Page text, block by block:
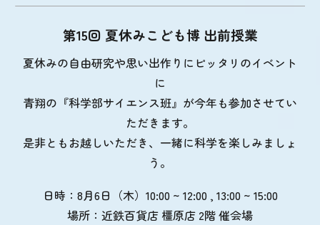
第15回 夏休みこども博 出前授業
夏休みの自由研究や思い出作りにピッタリのイベント
に
青翔の『科学部サイエンス班』が今年も参加させてい
ただきます。
是非ともお越しいただき、一緒に科学を楽しみましょ
う。
日時：8月6日（木）10:00 ~ 12:00 , 13:00 ~ 15:00
場所：近鉄百貨店 橿原店 2階 催会場